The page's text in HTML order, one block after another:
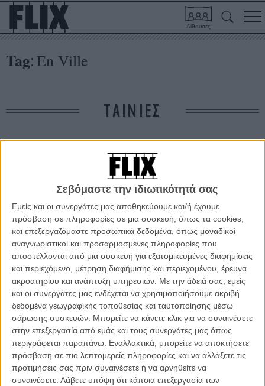
Σεβόμαστε την ιδιωτικότητά σας
Εμείς και οι συνεργάτες μας αποθηκεύουμε και/ή έχουμε
πρόσβαση σε πληροφορίες σε μια συσκευή, όπως τα cookies,
και επεξεργαζόμαστε προσωπικά δεδομένα, όπως μοναδικοί
αναγνωριστικοί και προσαρμοσμένες πληροφορίες που
αποστέλλονται από μια συσκευή για εξατομικευμένες διαφημίσεις
και περιεχόμενο, μέτρηση διαφήμισης και περιεχομένου, έρευνα
ακροατηρίου και ανάπτυξη υπηρεσιών. Με την άδειά σας, εμείς
και οι συνεργάτες μας ενδέχεται να χρησιμοποιήσουμε ακριβή
δεδομένα γεωγραφικής τοποθεσίας και ταυτοποίησης μέσω
σάρωσης συσκευών. Μπορείτε να κάνετε κλικ για να συναινέσετε
στην επεξεργασία από εμάς και τους συνεργάτες μας όπως
περιγράφεται παραπάνω. Εναλλακτικά, μπορείτε να αποκτήσετε
πρόσβαση σε πιο λεπτομερείς πληροφορίες και να αλλάξετε τις
προτιμήσεις σας πριν συναινέσετε ή να αρνηθείτε να
συναινέσετε. Λάβετε υπόψη ότι κάποια επεξεργασία των
Αίθουσες
Tag: En Ville
ΤΑΙΝΙΕΣ
Δε βρέθηκαν σχετικές κριτικές ταινιών.
ΑΡΘΡΑ
Κάννες 2011: Το Δεκαπενθήμερο των Σκηνοθετών
ΘΕΜΑΤΑ /11 ΜΑΙ 2011/ Γιώργος Κρασσακόπουλος
Η επιτυχία είναι υπερτιμημένη. Δεν σε κάνει
καλύτερο, δεν σε πάει πουθενά η επιτυχία. Είναι
απλώς ένα ωραίο, ανεβαστικό, επιφανειακό
συναίσθημα.»